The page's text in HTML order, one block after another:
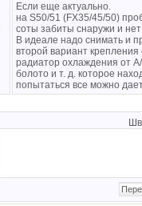
Если еще актуально.
на S50/51 (FX35/45/50)
соты забиты снаружи и
В идеале надо снимать и
второй вариант
радиатор охлаждения от
болото и т. д. которое
попытаться все можно